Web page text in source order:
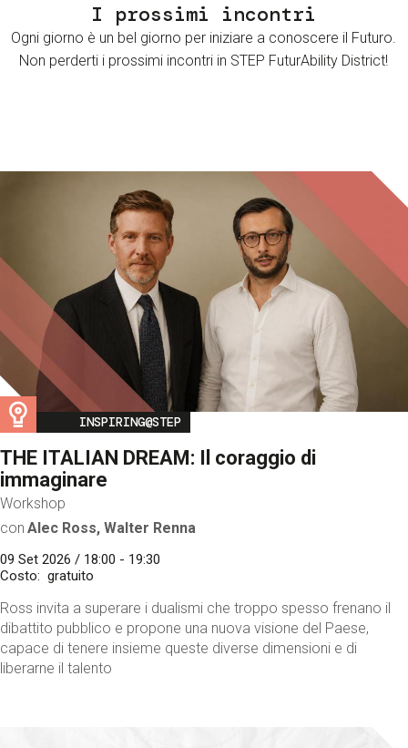
I prossimi incontri
Ogni giorno è un bel giorno per iniziare a conoscere il Futuro.
Non perderti i prossimi incontri in STEP FuturAbility District!
Image
INSPIRING@STEP
THE ITALIAN DREAM: Il coraggio di
immaginare
Workshop
con Alec Ross, Walter Renna
09 Set 2026 / 18:00 - 19:30
Costo
gratuito
Ross invita a superare i dualismi che troppo spesso frenano il
dibattito pubblico e propone una nuova visione del Paese,
capace di tenere insieme queste diverse dimensioni e di
liberarne il talento